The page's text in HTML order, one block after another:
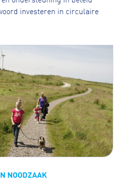
investeren in circulaire
NOODZAAK